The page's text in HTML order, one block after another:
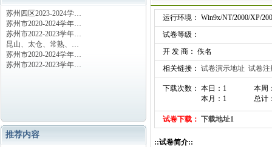
苏州四区2023-2024学…
苏州市2020-2024学年…
苏州市2022-2023学年…
昆山、太仓、常熟、…
苏州市2020-2024学年…
苏州市2022-2023学年…
推荐内容
运行环境： Win9x/NT/2000/XP/
试卷等级：
开 发 商： 佚名
相关链接： 试卷演示地址 试卷注
下载次数： 本日：1
本月：1
本周
总计
试卷下载： 下载地址1
::试卷简介::